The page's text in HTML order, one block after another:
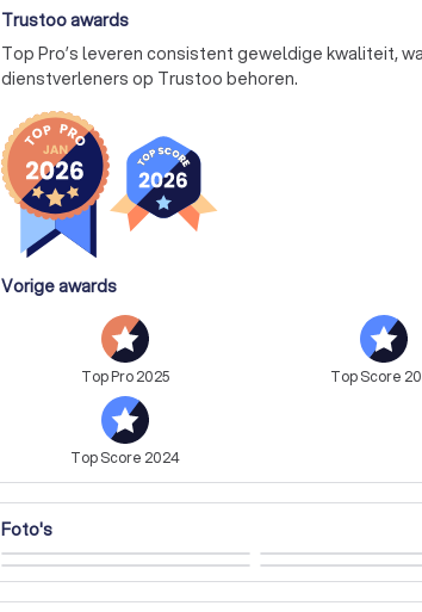
behoeften en bieden op maat gemaakte
Topkwaliteit en vlekkeloze installaties: We streven
installaties om duurzame en betrouwbare
En ervaar de perfecte combinatie van expertise,
Trustoo awards
Top Pro’s leveren consistent geweldige kwaliteit,
dienstverleners op Trustoo behoren.
Vorige awards
TopPro2025 TopScore
TopScore 2024
Foto's